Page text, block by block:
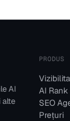
AI
alte
PRODUS
AI Rank
SEO
Prețuri